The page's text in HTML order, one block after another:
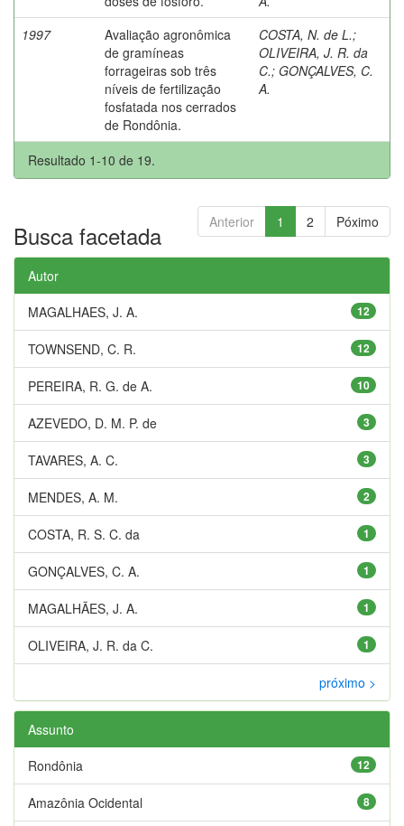
1997
Avaliação agronômica
de gramíneas
forrageiras sob três
níveis de fertilização
fosfatada nos cerrados
de Rondônia.
COSTA, N. de L.;
OLIVEIRA, J. R. da
C.; GONÇALVES, C.
A.
Resultado 1-10 de 19.
Anterior 1 2 Póximo
Busca facetada
Autor
12
MAGALHAES, J. A.
12
TOWNSEND, C. R.
10
PEREIRA, R. G. de A.
3
AZEVEDO, D. M. P. de
3
TAVARES, A. C.
2
MENDES, A. M.
1
COSTA, R. S. C. da
1
GONÇALVES, C. A.
1
MAGALHÃES, J. A.
1
OLIVEIRA, J. R. da C.
próximo >
Assunto
12
Rondônia
8
Amazônia Ocidental